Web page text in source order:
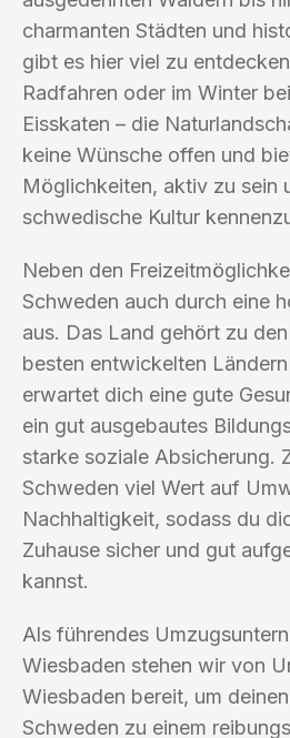
charmanten Städten und
gibt es hier viel zu
Radfahren oder im Winter
Eisskaten – die
keine Wünsche offen und
Möglichkeiten, aktiv zu sein
schwedische Kultur
Neben den
Schweden auch durch eine
aus. Das Land gehört zu
besten entwickelten
erwartet dich eine gute
ein gut ausgebautes
starke soziale Absicherung.
Schweden viel Wert auf
Nachhaltigkeit, sodass du
Zuhause sicher und gut
kannst.
Als führendes
Wiesbaden stehen wir von
Wiesbaden bereit, um
Schweden zu einem